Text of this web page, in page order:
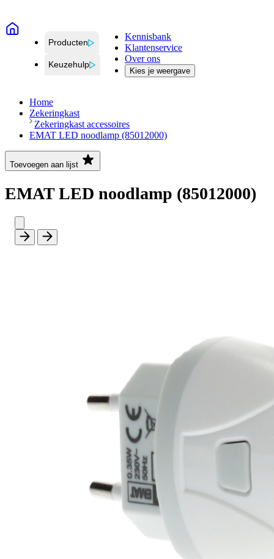
Producten
Keuzehulp
Kennisbank
Klantenservice
Over ons
Kies je weergave
Home
Zekeringkast
Zekeringkast accessoires
EMAT LED noodlamp (85012000)
Toevoegen aan lijst
EMAT LED noodlamp (85012000)